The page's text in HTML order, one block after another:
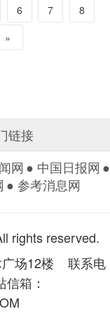
6 7
8
»
链接
网 ● 中国日报网 ●
● 参考消息网
rights reserved.
广场12楼 联系电
箱：